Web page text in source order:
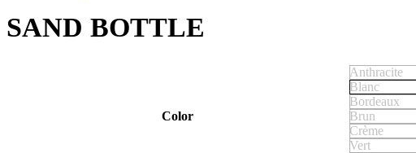
SAND BOTTLE
Color
Anthracite
Blanc
Bordeaux
Brun
Crème
Vert